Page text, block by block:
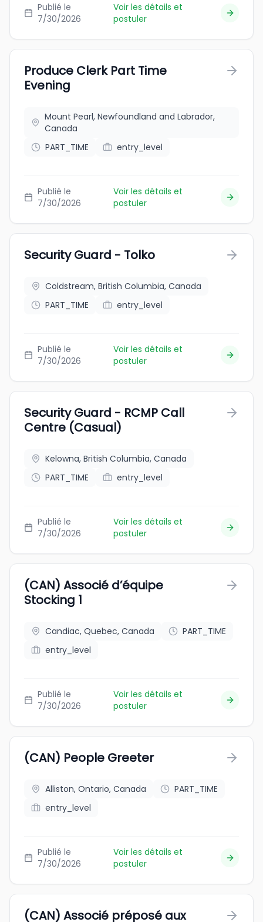
Publié le
7/30/2026
Voir les détails et
postuler
Produce Clerk Part Time
Evening
Mount Pearl, Newfoundland and Labrador,
Canada
PART_TIME
entry_level
Publié le
7/30/2026
Voir les détails et
postuler
Security Guard - Tolko
Coldstream, British Columbia, Canada
PART_TIME
entry_level
Publié le
7/30/2026
Voir les détails et
postuler
Security Guard - RCMP Call
Centre (Casual)
Kelowna, British Columbia, Canada
PART_TIME
entry_level
Publié le
7/30/2026
Voir les détails et
postuler
(CAN) Associé d’équipe
Stocking 1
Candiac, Quebec, Canada
PART_TIME
entry_level
Publié le
7/30/2026
Voir les détails et
postuler
(CAN) People Greeter
Alliston, Ontario, Canada
PART_TIME
entry_level
Publié le
7/30/2026
Voir les détails et
postuler
(CAN) Associé préposé aux